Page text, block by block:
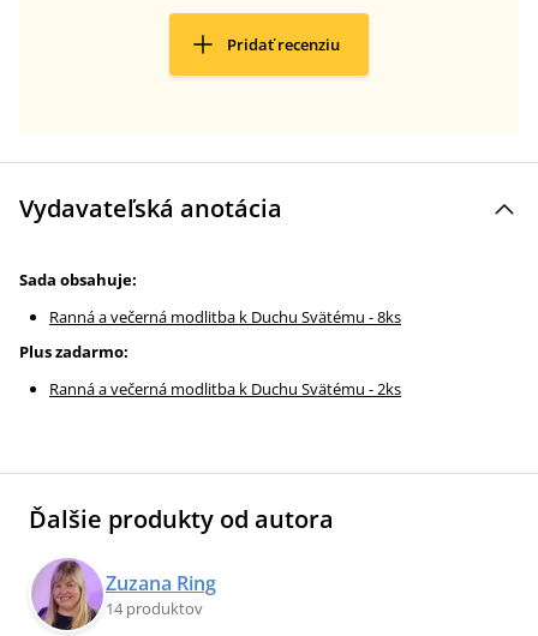
Pridať recenziu
Vydavateľská anotácia
Sada obsahuje:
Ranná a večerná modlitba k Duchu Svätému - 8ks
Plus zadarmo:
Ranná a večerná modlitba k Duchu Svätému - 2ks
Ďalšie produkty od autora
Zuzana Ring
14 produktov